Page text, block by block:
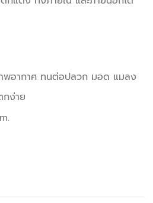
พอากาศ ทนต่อปลวก มอด แมลง
กง่าย